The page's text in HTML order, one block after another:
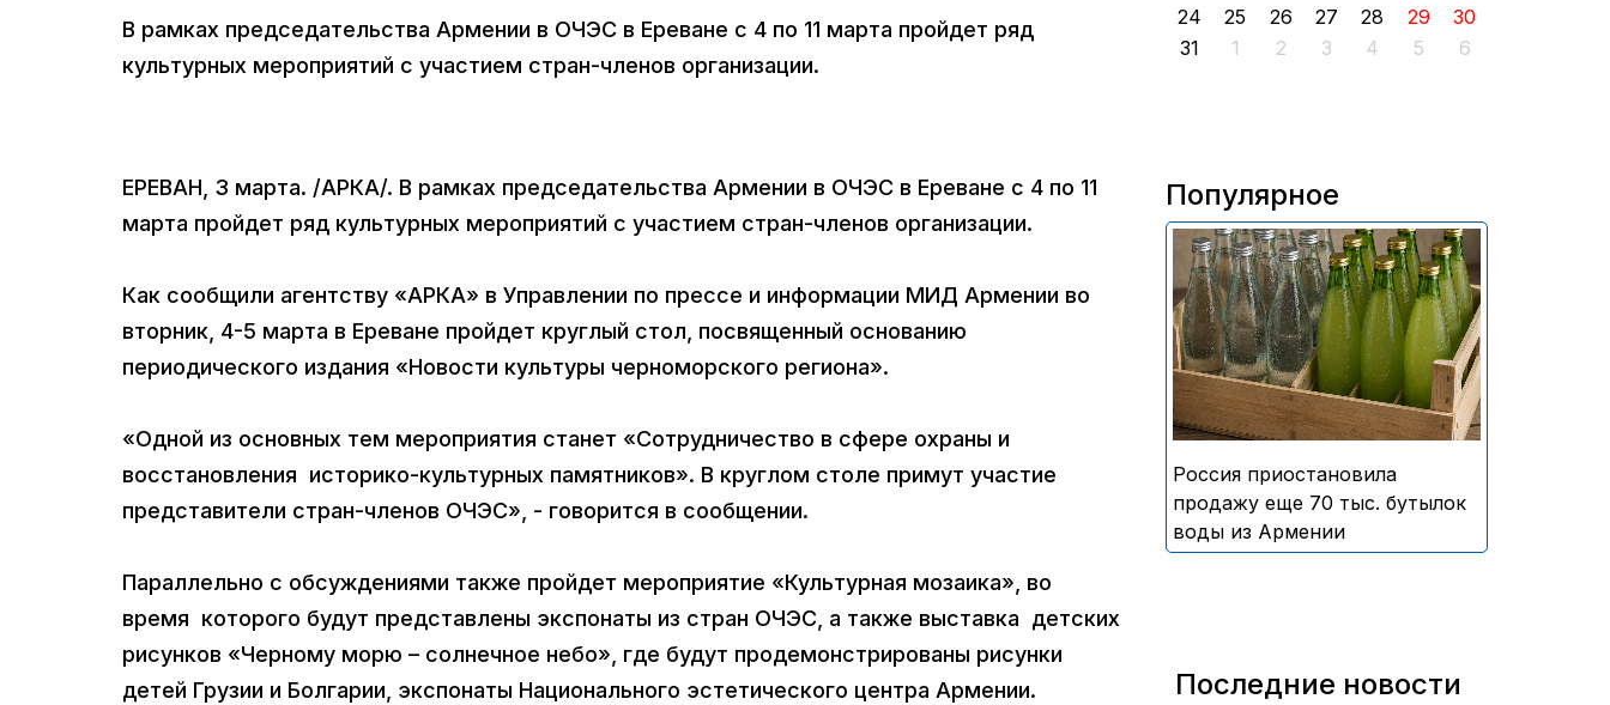
В рамках председательства Армении в ОЧЭС в Ереване с 4 по 11 марта пройдет ряд
культурных мероприятий с участием стран-членов организации.
ЕРЕВАН, 3 марта. /АРКА/. В рамках председательства Армении в ОЧЭС в Ереване с 4 по 11
марта пройдет ряд культурных мероприятий с участием стран-членов организации.
Как сообщили агентству «АРКА» в Управлении по прессе и информации МИД Армении во
вторник, 4-5 марта в Ереване пройдет круглый стол, посвященный основанию
периодического издания «Новости культуры черноморского региона».
«Одной из основных тем мероприятия станет «Сотрудничество в сфере охраны и
восстановления историко-культурных памятников». В круглом столе примут участие
представители стран-членов ОЧЭС», - говорится в сообщении.
Параллельно с обсуждениями также пройдет мероприятие «Культурная мозаика», во
время которого будут представлены экспонаты из стран ОЧЭС, а также выставка детских
рисунков «Черному морю – солнечное небо», где будут продемонстрированы рисунки
детей Грузии и Болгарии, экспонаты Национального эстетического центра Армении.
24
25 26 27 28 29
30
31
1 2 3 4 5 6
Популярное
В России приостановили
продажу более 70 тыс.
бутылок питьевой воды и
безалкогольных напитков
армянского производства
Россия приостановила
продажу еще 70 тыс. бутылок
воды из Армении
Последние новости